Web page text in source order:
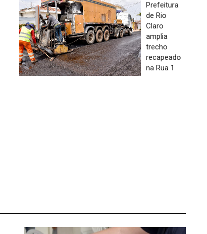
Prefeitura
de Rio
Claro
amplia
trecho
recapeado
na Rua 1